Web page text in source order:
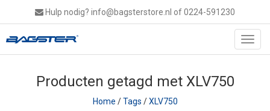
Hulp nodig? info@bagsterstore.nl of 0224-591230
Producten getagd met XLV750
Home /Tags /XLV750